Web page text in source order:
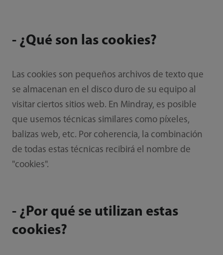
- ¿Qué son las cookies?
Las cookies son pequeños archivos de texto que
se almacenan en el disco duro de su equipo al
visitar ciertos sitios web. En Mindray, es posible
que usemos técnicas similares como píxeles,
balizas web, etc. Por coherencia, la combinación
de todas estas técnicas recibirá el nombre de
"cookies".
- ¿Por qué se utilizan estas
cookies?